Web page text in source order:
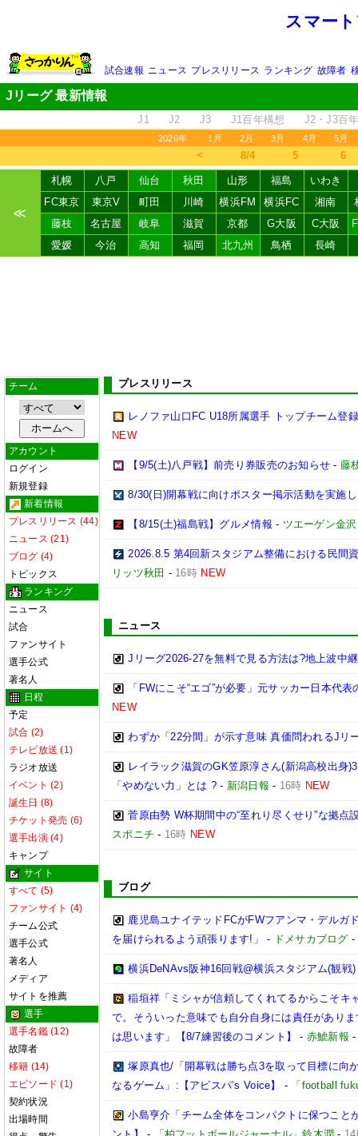
スマー
試合速報 ニュース プレスリリース ランキング 故障者
Jリーグ 最新情報
J1 J2 J3 J1百年構想 J2・J3百
2026年 1月 2月 3月 4月 5月
＜ 8/4 5 6
≪
札幌 八戸 仙台 秋田 山形 福島
いわき
FC東京
東京V 町田 川崎 横浜FM 横浜FC 湘南
藤枝
名古屋 岐阜 滋賀 京都 G大阪 C大阪
愛媛
今治 高知 福岡 北九州 鳥栖 長崎
チーム
アカウント
ログイン
新規登録
新着情報
プレスリリース (44)
ニュース (21)
ブログ (4)
トピックス
ランキング
ニュース
試合
ファンサイト
選手公式
著名人
日程
予定
試合 (2)
テレビ放送 (1)
ラジオ放送
イベント (2)
誕生日 (8)
チケット発売 (6)
選手出演 (4)
キャンプ
サイト
すべて (5)
ファンサイト (4)
チーム公式
選手公式
著名人
メディア
サイトを推薦
選手
選手名鑑 (12)
故障者
移籍 (14)
エピソード (1)
契約状況
出場時間
プレスリリース
レノファ山口FC U18所属選手 トップチーム登
NEW
【9/5(土)八戸戦】前売り券販売のお知らせ - 藤
8/30(日)開幕戦に向けポスター掲示活動を実施
【8/15(土)福島戦】グルメ情報 - ツエーゲン金沢
2026.8.5 第4回新スタジアム整備における民間
リッツ秋田 - 16時 NEW
ニュース
Jリーグ2026-27を無料で見る方法は?地上波中
「FWにこそ“エゴ”が必要」元サッカー日本代
NEW
わずか「22分間」が示す意味 真価問われるJリ
レイラック滋賀のGK笠原淳さん(新潟高校出身
「やめない力」とは ?- 新潟日報 - 16時 NEW
菅原由勢 W杯期間中の“至れり尽くせり”な拠
スポニチ - 16時 NEW
ブログ
鹿児島ユナイテッドFCがFWフアンマ・デルガ
を届けられるよう頑張ります!」
- ドメサカブログ -
横浜DeNAvs阪神16回戦@横浜スタジアム(観戦)
稲垣祥「ミシャが信頼してくれてるからこそキ
で。そういった意味でも自分自身には責任があり
は思います」【8/7練習後のコメント】
- 赤鯱新報
塚原真也/「開幕戦は勝ち点3を取って目標に向
なるゲーム」:【アビスパ’s Voice】
- 「football
小島亨介「チーム全体をコンパクトに保つこ